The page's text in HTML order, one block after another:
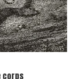
corps